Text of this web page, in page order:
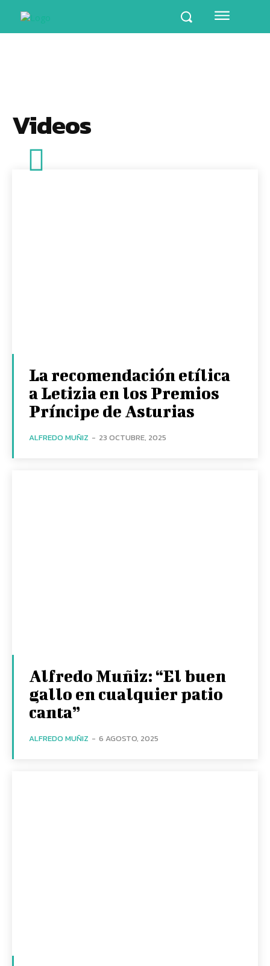
Videos
La recomendación etílica
a Letizia en los Premios
Príncipe de Asturias
ALFREDO MUÑIZ - 23 OCTUBRE, 2025
Alfredo Muñiz: “El buen
gallo en cualquier patio
canta”
ALFREDO MUÑIZ - 6 AGOSTO, 2025